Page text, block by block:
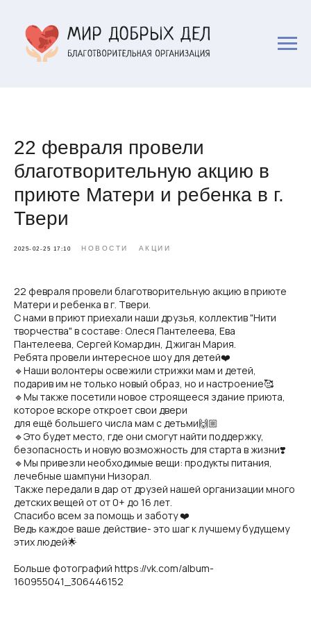
22 февраля провели
благотворительную акцию в
приюте Матери и ребенка в г.
Твери
2025-02-25 17:10 НОВОСТИ АКЦИИ
22 февраля провели благотворительную акцию в приюте
Матери и ребенка в г. Твери.
С нами в приют приехали наши друзья, коллектив "Нити
творчества" в составе: Олеся Пантелеева, Ева
Пантелеева, Сергей Комардин, Джиган Мария.
Ребята провели интересное шоу для детей❤️
🔹Наши волонтеры освежили стрижки мам и детей,
подарив им не только новый образ, но и настроение🥰
🔹Мы также посетили новое строящееся здание приюта,
которое вскоре откроет свои двери
для ещё большего числа мам с детьми🙌🏼
🔹Это будет место, где они смогут найти поддержку,
безопасность и новую возможность для старта в жизни❣️
🔹Мы привезли необходимые вещи: продукты питания,
лечебные шампуни Низорал.
Также передали в дар от друзей нашей организации много
детских вещей от от 0+ до 16 лет.
Спасибо всем за помощь и заботу ❤️
Ведь каждое ваше действие- это шаг к лучшему будущему
этих людей🌟
Больше фотографий https://vk.com/album-
160955041_306446152